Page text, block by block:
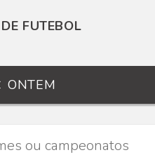
FUTEBOL
ONTEM